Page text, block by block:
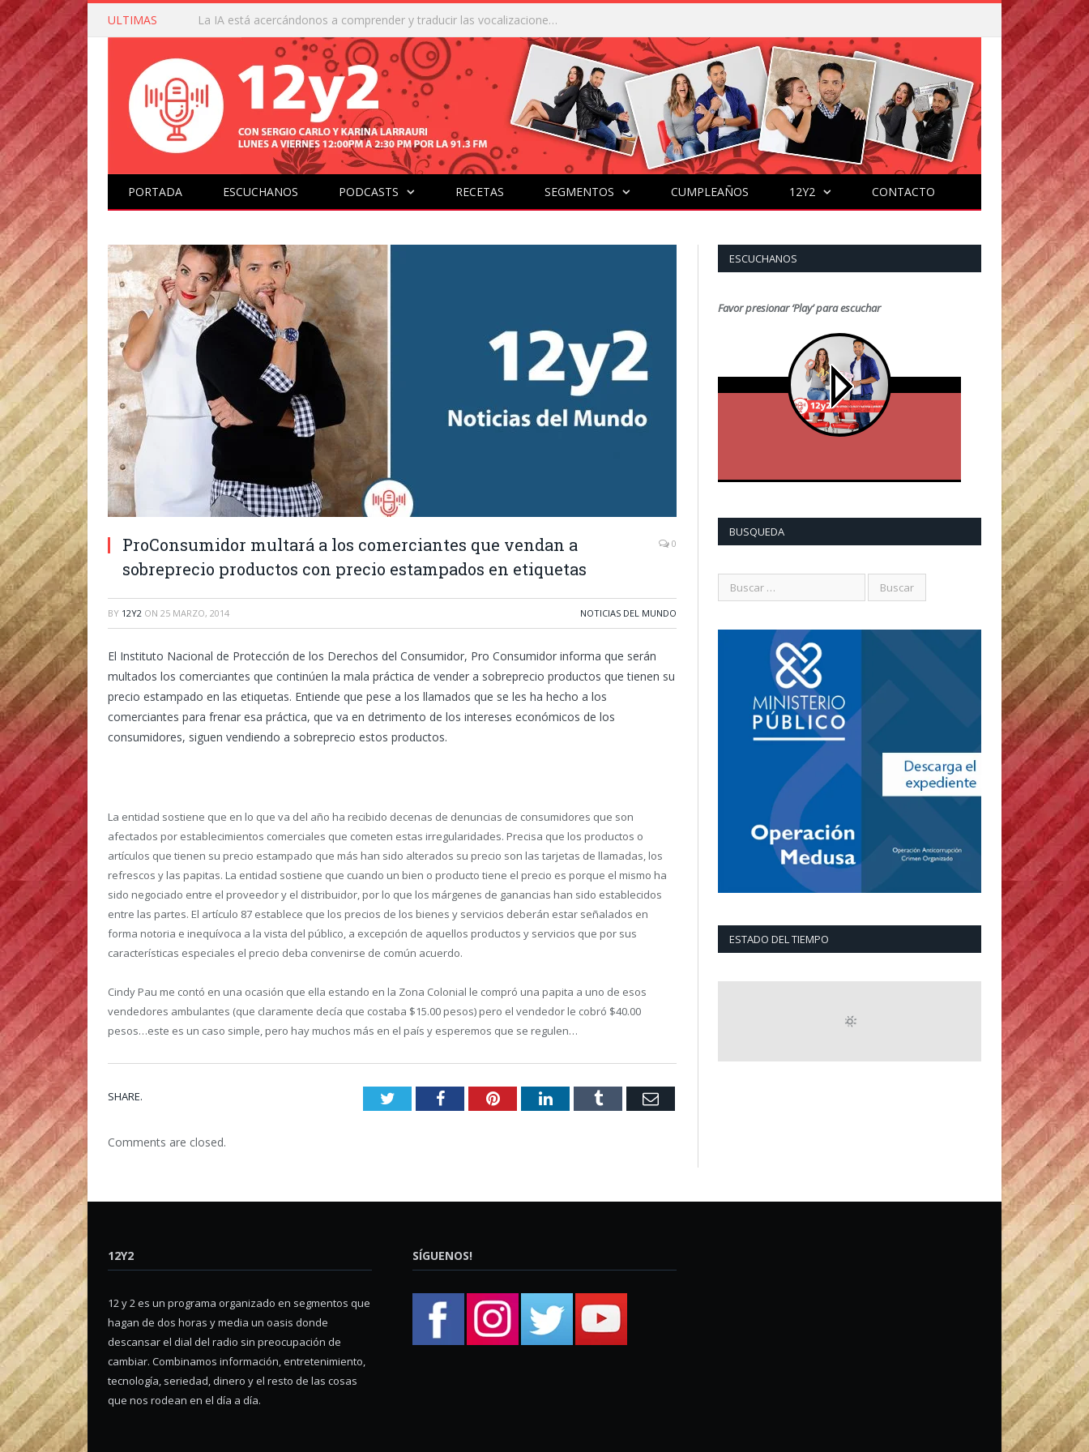
ULTIMAS Google actualizó sus guías éticas en el uso de la Inteligencia ArtificIal
PORTADA ESCUCHANOS PODCASTS RECETAS SEGMENTOS CUMPLEAÑOS 12Y2 CONTACTO
ProConsumidor multará a los comerciantes que vendan a
sobreprecio productos con precio estampados en etiquetas
0
BY 12Y2 ON 25 MARZO, 2014 NOTICIAS DEL MUNDO
El Instituto Nacional de Protección de los Derechos del Consumidor, Pro Consumidor informa que serán
multados los comerciantes que continúen la mala práctica de vender a sobreprecio productos que tienen su
precio estampado en las etiquetas. Entiende que pese a los llamados que se les ha hecho a los
comerciantes para frenar esa práctica, que va en detrimento de los intereses económicos de los
consumidores, siguen vendiendo a sobreprecio estos productos.
La entidad sostiene que en lo que va del año ha recibido decenas de denuncias de consumidores que son
afectados por establecimientos comerciales que cometen estas irregularidades. Precisa que los productos o
artículos que tienen su precio estampado que más han sido alterados su precio son las tarjetas de llamadas, los
refrescos y las papitas. La entidad sostiene que cuando un bien o producto tiene el precio es porque el mismo ha
sido negociado entre el proveedor y el distribuidor, por lo que los márgenes de ganancias han sido establecidos
entre las partes. El artículo 87 establece que los precios de los bienes y servicios deberán estar señalados en
forma notoria e inequívoca a la vista del público, a excepción de aquellos productos y servicios que por sus
características especiales el precio deba convenirse de común acuerdo.
Cindy Pau me contó en una ocasión que ella estando en la Zona Colonial le compró una papita a uno de esos
vendedores ambulantes (que claramente decía que costaba $15.00 pesos) pero el vendedor le cobró $40.00
pesos…este es un caso simple, pero hay muchos más en el país y esperemos que se regulen…
SHARE. TwitterFacebookPinterestLinkedInTumblr Email
Comments are closed.
ESCUCHANOS
Favor presionar ‘Play’ para escuchar
BUSQUEDA
ESTADO DEL TIEMPO
12Y2
12 y 2 es un programa organizado en segmentos que
hagan de dos horas y media un oasis donde
descansar el dial del radio sin preocupación de
cambiar. Combinamos información, entretenimiento,
tecnología, seriedad, dinero y el resto de las cosas
que nos rodean en el día a día.
SÍGUENOS!